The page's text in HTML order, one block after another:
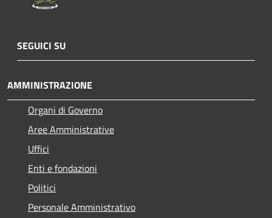
SEGUICI SU
AMMINISTRAZIONE
Organi di Governo
Aree Amministrative
Uffici
Enti e fondazioni
Politici
Personale Amministrativo